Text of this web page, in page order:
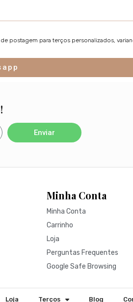
postagem para terços personalizados,
Enviar
Minha Conta
Minha Conta
Carrinho
Loja
Perguntas Frequentes
Google Safe Browsing
Loja Terços Blog